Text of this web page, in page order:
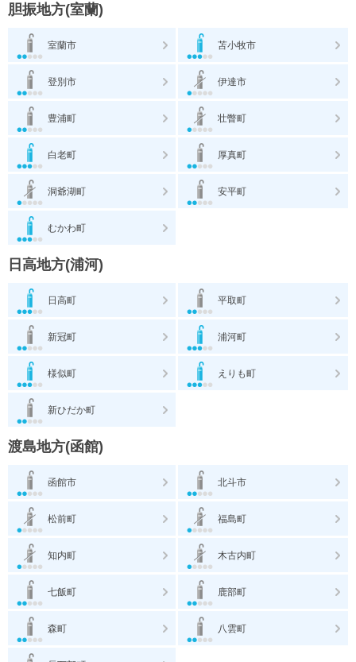
胆振地方(室蘭)
室蘭市 苫小牧市
登別市 伊達市
豊浦町 壮瞥町
白老町 厚真町
洞爺湖町 安平町
むかわ町
日高地方(浦河)
日高町 平取町
新冠町 浦河町
様似町 えりも町
新ひだか町
渡島地方(函館)
函館市 北斗市
松前町 福島町
知内町 木古内町
七飯町 鹿部町
森町 八雲町